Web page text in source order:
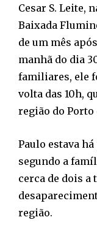
Cesar S. Leite,
Baixada
de um mês
manhã do dia
familiares, ele
volta das 10h,
região do Porto
Paulo estava
segundo a
cerca de dois a
região.